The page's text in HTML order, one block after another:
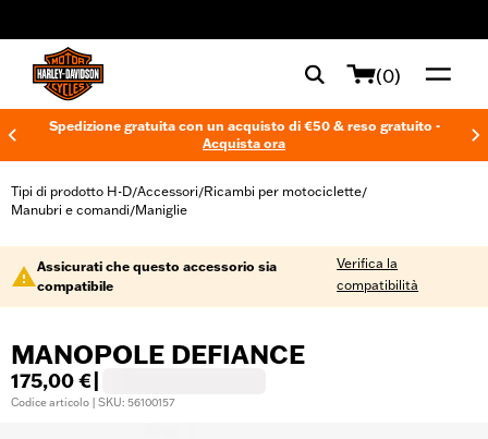
(0)
Spedizione gratuita con un acquisto di €50 & reso gratuito -
Acquista ora
Tipi di prodotto H-D/Accessori/Ricambi per motociclette/
Manubri e comandi/Maniglie
Assicurati che questo accessorio sia
compatibile
Verifica la
compatibilità
MANOPOLE DEFIANCE
175,00 €
Codice articolo | SKU: 56100157